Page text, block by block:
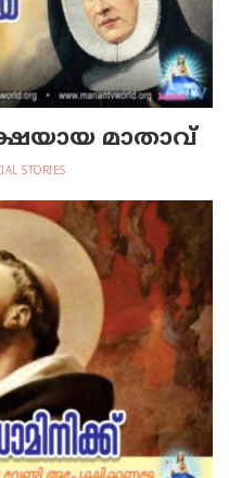
മാതാവ്
STORIES